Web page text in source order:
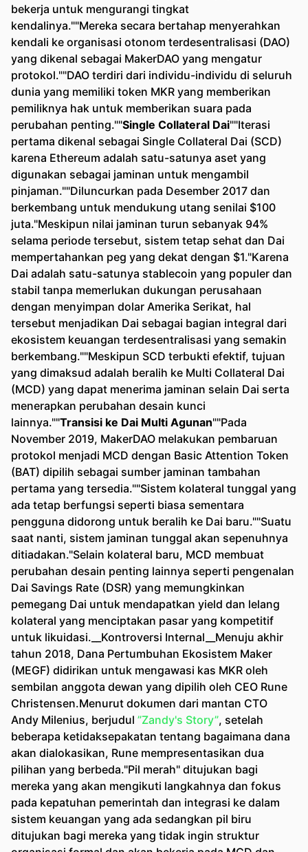
bekerja untuk mengurangi tingkat
kendalinya.""Mereka secara bertahap menyerahkan
kendali ke organisasi otonom terdesentralisasi (DAO)
yang dikenal sebagai MakerDAO yang mengatur
protokol.""DAO terdiri dari individu-individu di seluruh
dunia yang memiliki token MKR yang memberikan
pemiliknya hak untuk memberikan suara pada
perubahan penting.""Single Collateral Dai""Iterasi
pertama dikenal sebagai Single Collateral Dai (SCD)
karena Ethereum adalah satu-satunya aset yang
digunakan sebagai jaminan untuk mengambil
pinjaman.""Diluncurkan pada Desember 2017 dan
berkembang untuk mendukung utang senilai $100
juta."Meskipun nilai jaminan turun sebanyak 94%
selama periode tersebut, sistem tetap sehat dan Dai
mempertahankan peg yang dekat dengan $1."Karena
Dai adalah satu-satunya stablecoin yang populer dan
stabil tanpa memerlukan dukungan perusahaan
dengan menyimpan dolar Amerika Serikat, hal
tersebut menjadikan Dai sebagai bagian integral dari
ekosistem keuangan terdesentralisasi yang semakin
berkembang.""Meskipun SCD terbukti efektif, tujuan
yang dimaksud adalah beralih ke Multi Collateral Dai
(MCD) yang dapat menerima jaminan selain Dai serta
menerapkan perubahan desain kunci
lainnya.""Transisi ke Dai Multi Agunan""Pada
November 2019, MakerDAO melakukan pembaruan
protokol menjadi MCD dengan Basic Attention Token
(BAT) dipilih sebagai sumber jaminan tambahan
pertama yang tersedia.""Sistem kolateral tunggal yang
ada tetap berfungsi seperti biasa sementara
pengguna didorong untuk beralih ke Dai baru.""Suatu
saat nanti, sistem jaminan tunggal akan sepenuhnya
ditiadakan."Selain kolateral baru, MCD membuat
perubahan desain penting lainnya seperti pengenalan
Dai Savings Rate (DSR) yang memungkinkan
pemegang Dai untuk mendapatkan yield dan lelang
kolateral yang menciptakan pasar yang kompetitif
untuk likuidasi.__Kontroversi Internal__Menuju akhir
tahun 2018, Dana Pertumbuhan Ekosistem Maker
(MEGF) didirikan untuk mengawasi kas MKR oleh
sembilan anggota dewan yang dipilih oleh CEO Rune
Christensen.Menurut dokumen dari mantan CTO
Andy Milenius, berjudul ”Zandy's Story”, setelah
beberapa ketidaksepakatan tentang bagaimana dana
akan dialokasikan, Rune mempresentasikan dua
pilihan yang berbeda."Pil merah" ditujukan bagi
mereka yang akan mengikuti langkahnya dan fokus
pada kepatuhan pemerintah dan integrasi ke dalam
sistem keuangan yang ada sedangkan pil biru
ditujukan bagi mereka yang tidak ingin struktur